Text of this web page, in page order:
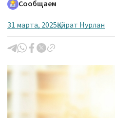
Сообщаем
31 марта, 2025Қайрат Нурлан